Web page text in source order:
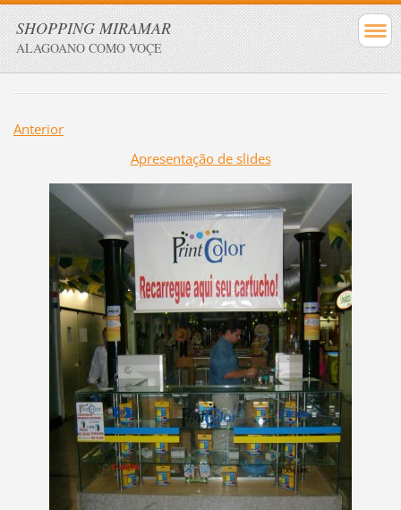
SHOPPING MIRAMAR
ALAGOANO COMO VOÇE
Anterior
Apresentação de slides